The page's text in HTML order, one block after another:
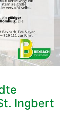
Ingbert